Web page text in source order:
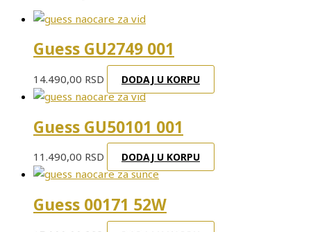
Guess GU2749 001
14.490,00 RSD DODAJ U KORPU
Guess GU50101 001
11.490,00 RSD DODAJ U KORPU
Guess 00171 52W